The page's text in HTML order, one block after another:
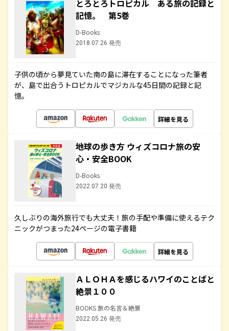
とろとろトロピカル ある旅の記録と
記憶。 第5巻
D-Books
2018.07.26 発売
子供の頃から夢見ていた南の島に滞在することになった筆者
が、島で出合うトロピカルでマジカルな45日間の記録と記
憶。
詳細を見る
地球の歩き方 ウィズコロナ旅の安
心・安全BOOK
D-Books
2022.07.20 発売
久しぶりの海外旅行でも大丈夫！旅の手配や準備に使えるテク
ニックがつまった24ページの電子書籍
詳細を見る
ＡＬＯＨＡを感じるハワイのことばと
絶景１００
BOOKS 旅の名言＆絶景
2022.05.26 発売